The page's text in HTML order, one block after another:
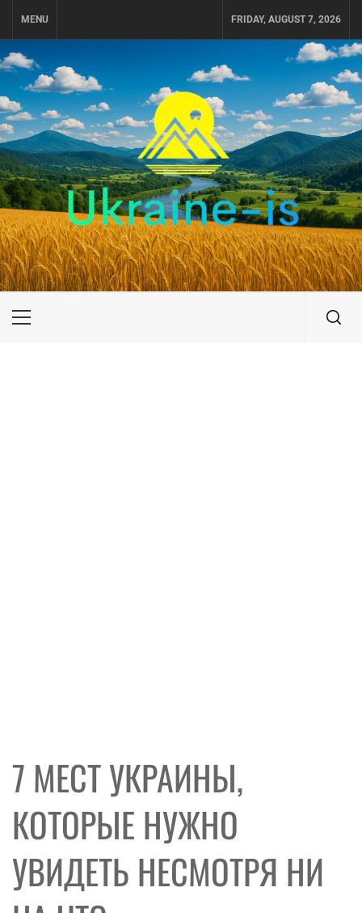
MENU FRIDAY, AUGUST 7, 2026
UKRAINE-IS
ПУТЕШЕСТВИЕ ПО УКРАИНЕ
Primary
7 МЕСТ УКРАИНЫ,
КОТОРЫЕ НУЖНО
УВИДЕТЬ НЕСМОТРЯ НИ